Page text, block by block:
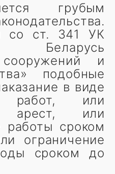
грубым
со ст. 341 УК
Беларусь
сооружений и
подобные
в виде
работ, или
или
работы сроком
ограничение
сроком до